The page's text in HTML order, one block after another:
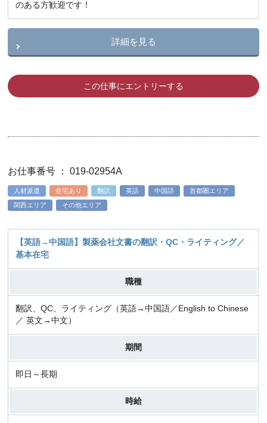
のある方歓迎です！
詳細を見る
この仕事にエントリーする
お仕事番号 ： 019-02954A
人材派遣 在宅あり 翻訳 英語 中国語
首都圏エリア
関西エリア
その他エリア
【英語→中国語】製薬会社文書の翻訳・QC・ライティング／
基本在宅
職種
翻訳、QC、ライティング（英語→中国語／English to Chinese
／ 英文→中文）
期間
即日～長期
時給